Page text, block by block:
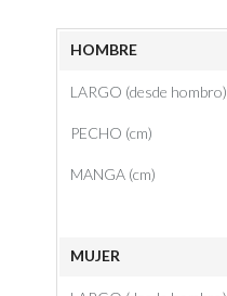
HOMBRE
LARGO (desde hombro)
PECHO (cm)
MANGA (cm)
MUJER